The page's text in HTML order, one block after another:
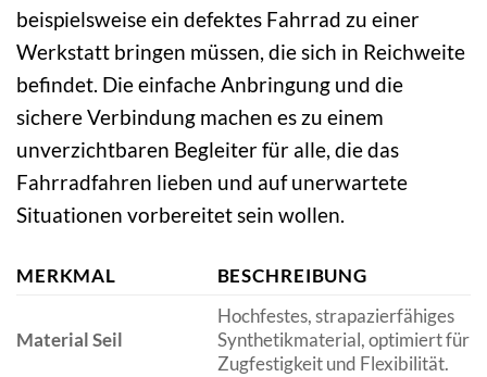
beispielsweise ein defektes Fahrrad zu einer
Werkstatt bringen müssen, die sich in Reichweite
befindet. Die einfache Anbringung und die
sichere Verbindung machen es zu einem
unverzichtbaren Begleiter für alle, die das
Fahrradfahren lieben und auf unerwartete
Situationen vorbereitet sein wollen.
MERKMAL BESCHREIBUNG
Material Seil
Hochfestes, strapazierfähiges
Synthetikmaterial, optimiert für
Zugfestigkeit und Flexibilität.